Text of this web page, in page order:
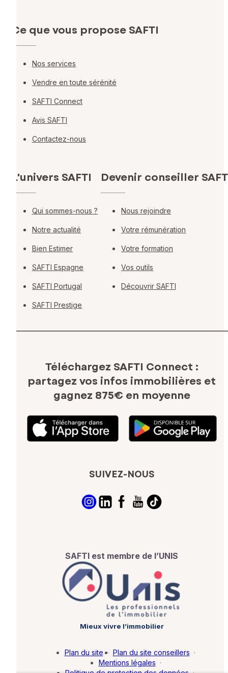
Ce que vous propose SAFTI
Nos services
Vendre en toute sérénité
SAFTI Connect
Avis SAFTI
Contactez-nous
L'univers SAFTI
Qui sommes-nous ?
Notre actualité
Bien Estimer
SAFTI Espagne
SAFTI Portugal
SAFTI Prestige
Devenir conseiller
Nous rejoindre
Votre rémunération
Votre formation
Vos outils
Découvrir SAFTI
Téléchargez SAFTI Connect :
partagez vos infos immobilières et
gagnez 875€ en moyenne
SUIVEZ-NOUS
SAFTI est membre de l’UNIS
Mieux vivre l’immobilier
Plan du site · Plan du site conseillers ·
Mentions légales ·